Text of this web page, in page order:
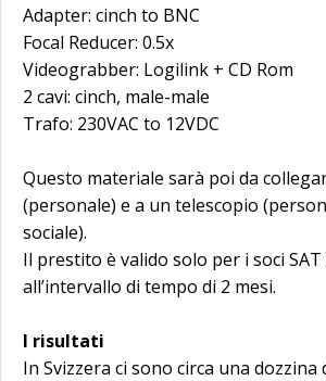
Adapter: cinch to BNC
Focal Reducer: 0.5x
Videograbber: Logilink + CD Rom
2 cavi: cinch, male-male
Trafo: 230VAC to 12VDC
Questo materiale sarà poi da
(personale) e a un telescopio
sociale).
Il prestito è valido solo per i soci
all’intervallo di tempo di 2 mesi.
I risultati
In Svizzera ci sono circa una dozzina